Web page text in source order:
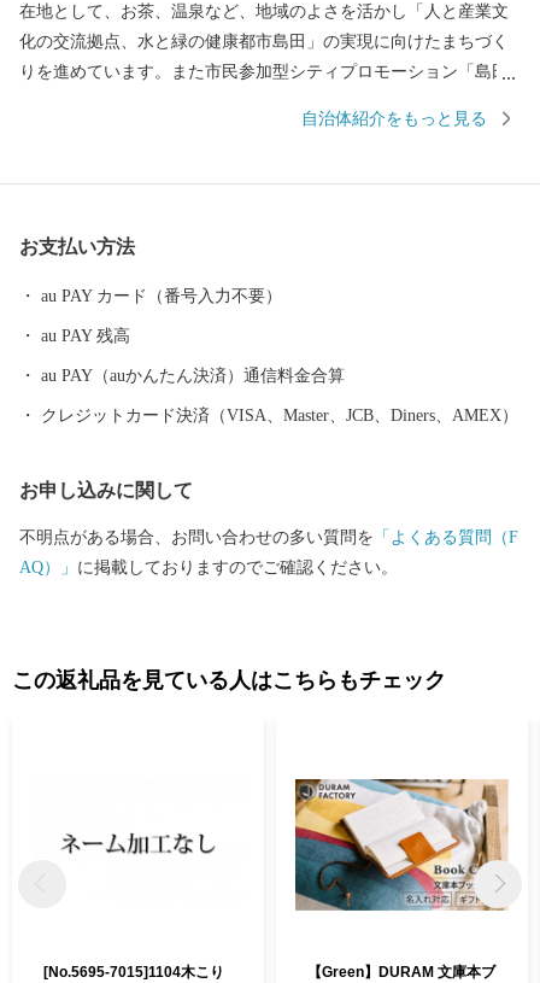
在地として、お茶、温泉など、地域のよさを活かし「人と産業文
化の交流拠点、水と緑の健康都市島田」の実現に向けたまちづく
りを進めています。また市民参加型シティプロモーション「島田
街（Ci-TEA）です！ 島田市では地域経済活性化のために、ふる
自治体紹介をもっと見る
お支払い方法
au PAY カード（番号入力不要）
au PAY 残高
au PAY（auかんたん決済）通信料金合算
クレジットカード決済（VISA、Master、JCB、Diners、AMEX）
お申し込みに関して
不明点がある場合、お問い合わせの多い質問を 「よくある質問（F
AQ）」 に掲載しておりますのでご確認ください。
この返礼品を見ている人はこちらもチェック
[No.5695-7015]1104木こり
【Green】DURAM 文庫本ブ